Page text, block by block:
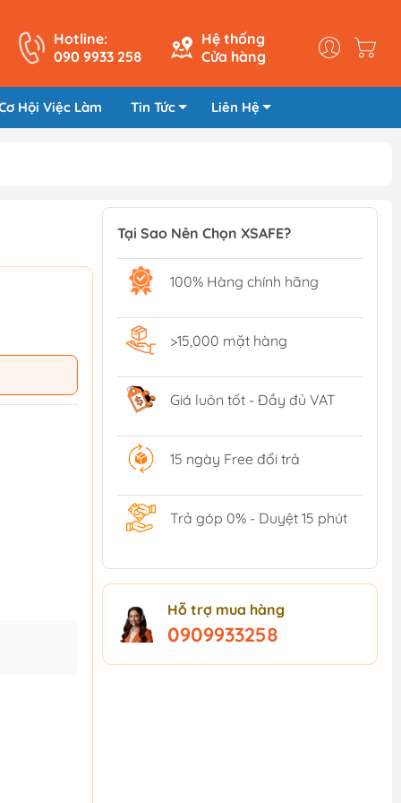
Hotline:
090 9933 258
Hệ thống
Cửa hàng
Hội Việc Làm Tin Tức Liên Hệ
Tại Sao Nên Chọn XSAFE?
100% Hàng chính hãng
>15,000 mặt hàng
Giá luôn tốt - Đầy đủ VAT
15 ngày Free đổi trả
Trả góp 0% - Duyệt 15 phút
Hỗ trợ mua hàng
0909933258